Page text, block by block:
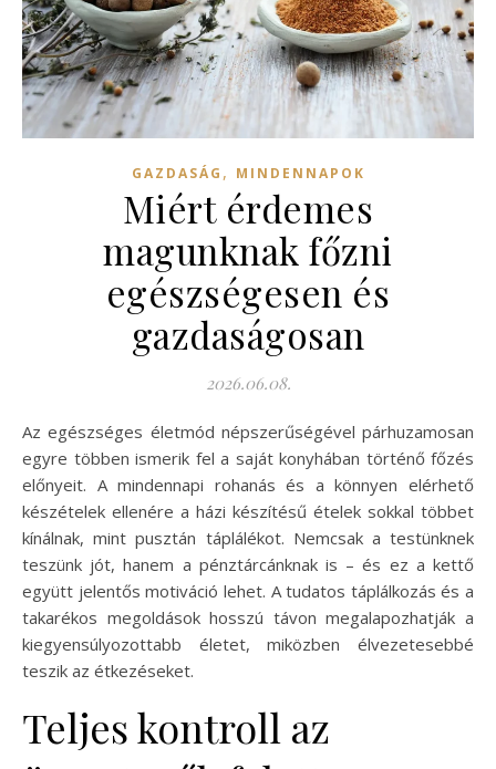
GAZDASÁG , MINDENNAPOK
Miért érdemes
magunknak főzni
egészségesen és
gazdaságosan
2026.06.08.
Az egészséges életmód népszerűségével párhuzamosan
egyre többen ismerik fel a saját konyhában történő főzés
előnyeit. A mindennapi rohanás és a könnyen elérhető
készételek ellenére a házi készítésű ételek sokkal többet
kínálnak, mint pusztán táplálékot. Nemcsak a testünknek
teszünk jót, hanem a pénztárcánknak is – és ez a kettő
együtt jelentős motiváció lehet. A tudatos táplálkozás és a
takarékos megoldások hosszú távon megalapozhatják a
kiegyensúlyozottabb életet, miközben élvezetesebbé
teszik az étkezéseket.
Teljes kontroll az